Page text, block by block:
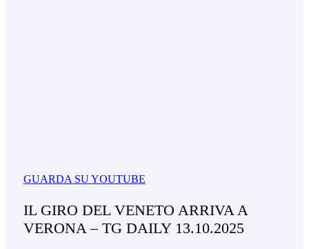
GUARDA SU YOUTUBE
IL GIRO DEL VENETO ARRIVA A
VERONA – TG DAILY 13.10.2025